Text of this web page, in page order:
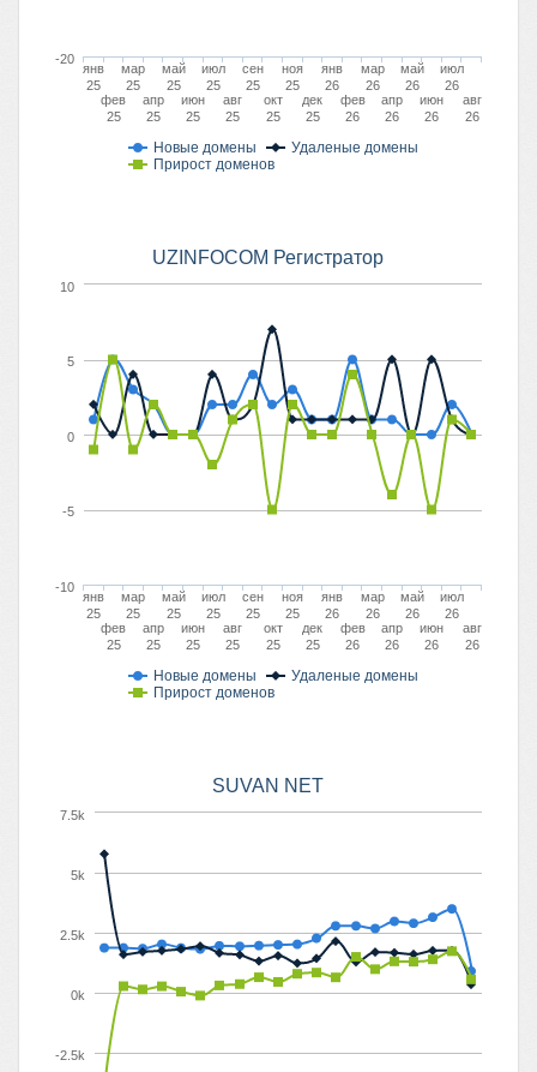
Новые домены
Удаленые домены
Прирост доменов
янв
25
фев
25
мар
25
апр
25
май
25
июн
25
июл
25
авг
25
сен
25
окт
25
ноя
25
дек
25
янв
26
фев
26
мар
26
апр
26
май
26
июн
26
июл
26
авг
26
-20
UZINFOCOM Регистратор
Новые домены
Удаленые домены
Прирост доменов
янв
25
фев
25
мар
25
апр
25
май
25
июн
25
июл
25
авг
25
сен
25
окт
25
ноя
25
дек
25
янв
26
фев
26
мар
26
апр
26
май
26
июн
26
июл
26
авг
26
-5
0
5
10
-10
SUVAN NET
0k
-2.5k
2.5k
5k
7.5k